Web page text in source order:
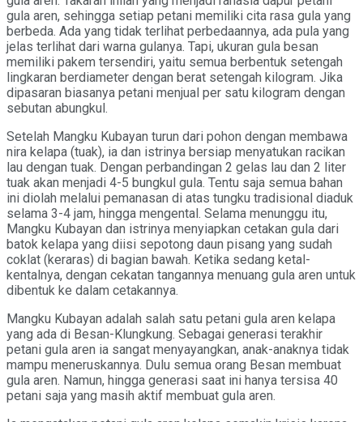
gula aren, sehingga setiap petani memiliki cita rasa gula yang
berbeda. Ada yang tidak terlihat perbedaannya, ada pula yang
jelas terlihat dari warna gulanya. Tapi, ukuran gula besan
memiliki pakem tersendiri, yaitu semua berbentuk setengah
lingkaran berdiameter dengan berat setengah kilogram. Jika
dipasaran biasanya petani menjual per satu kilogram dengan
sebutan abungkul.
Setelah Mangku Kubayan turun dari pohon dengan membawa
nira kelapa (tuak), ia dan istrinya bersiap menyatukan racikan
lau dengan tuak. Dengan perbandingan 2 gelas lau dan 2 liter
tuak akan menjadi 4-5 bungkul gula. Tentu saja semua bahan
ini diolah melalui pemanasan di atas tungku tradisional diaduk
selama 3-4 jam, hingga mengental. Selama menunggu itu,
Mangku Kubayan dan istrinya menyiapkan cetakan gula dari
batok kelapa yang diisi sepotong daun pisang yang sudah
coklat (keraras) di bagian bawah. Ketika sedang ketal-
kentalnya, dengan cekatan tangannya menuang gula aren untuk
dibentuk ke dalam cetakannya.
Mangku Kubayan adalah salah satu petani gula aren kelapa
yang ada di Besan-Klungkung. Sebagai generasi terakhir
petani gula aren ia sangat menyayangkan, anak-anaknya tidak
mampu meneruskannya. Dulu semua orang Besan membuat
gula aren. Namun, hingga generasi saat ini hanya tersisa 40
petani saja yang masih aktif membuat gula aren.